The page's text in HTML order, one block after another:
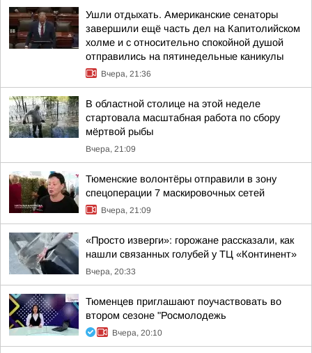
Ушли отдыхать. Американские сенаторы
завершили ещё часть дел на Капитолийском
холме и с относительно спокойной душой
отправились на пятинедельные каникулы
Вчера, 21:36
В областной столице на этой неделе
стартовала масштабная работа по сбору
мёртвой рыбы
Вчера, 21:09
Тюменские волонтёры отправили в зону
спецоперации 7 маскировочных сетей
Вчера, 21:09
«Просто изверги»: горожане рассказали, как
нашли связанных голубей у ТЦ «Континент»
Вчера, 20:33
Тюменцев приглашают поучаствовать во
втором сезоне "Росмолодежь
Вчера, 20:10